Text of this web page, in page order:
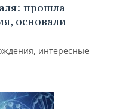
прошла
основали
интересные